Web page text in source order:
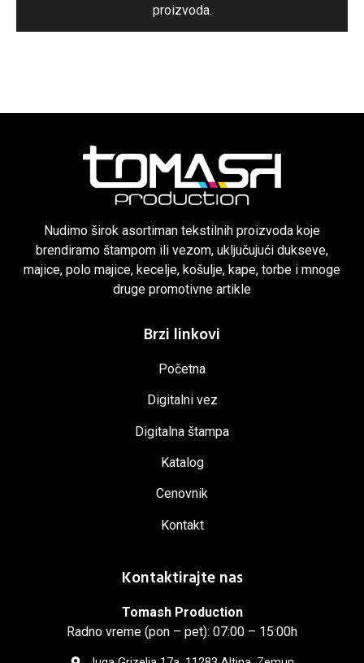
proizvoda.
Nudimo širok asortiman tekstilnih proizvoda koje
brendiramo štampom ili vezom, uključujući dukseve,
majice, polo majice, kecelje, košulje, kape, torbe i mnoge
druge promotivne artikle
Brzi linkovi
Početna
Digitalni vez
Digitalna štampa
Katalog
Cenovnik
Kontakt
Kontaktirajte nas
Tomash Production
Radno vreme (pon – pet): 07:00 – 15:00h